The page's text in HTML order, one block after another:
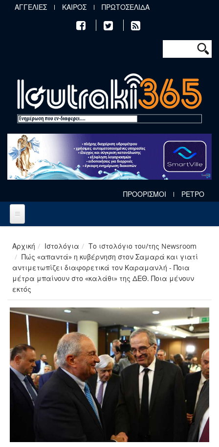
Παράκαμψη προς το κυρίως περιεχόμενο
ΑΓΓΕΛΙΕΣ ΚΑΙΡΟΣ ΠΡΩΤΟΣΕΛΙΔΑ
Φόρμα
Αναζήτηση
ΠΡΟΟΡΙΣΜΟΙ ΡΕΤΡΟ
Αρχική Ιστολόγια
Το ιστολόγιο του/της Newsroom
Πώς «απαντά» η κυβέρνηση στον Σαμαρά και γιατί
αντιμετωπίζει διαφορετικά τον Καραμανλή - Ποια
μέτρα μπαίνουν στο «καλάθι» της ΔΕΘ. Ποια μένουν
εκτός